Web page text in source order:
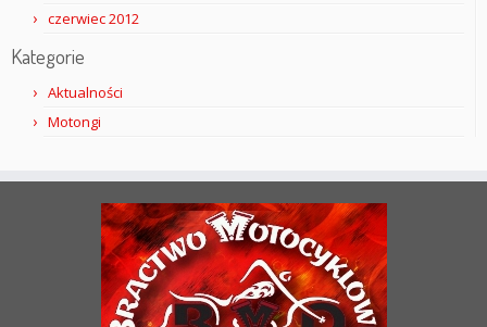
czerwiec 2012
Kategorie
Aktualności
Motongi